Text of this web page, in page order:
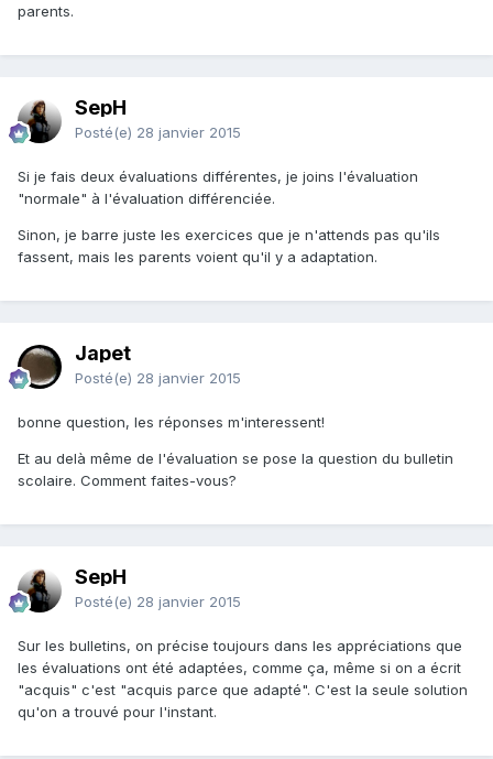
parents.
SepH
Posté(e) 28 janvier 2015
Si je fais deux évaluations différentes, je joins l'évaluation
"normale" à l'évaluation différenciée.
Sinon, je barre juste les exercices que je n'attends pas qu'ils
fassent, mais les parents voient qu'il y a adaptation.
Japet
Posté(e) 28 janvier 2015
bonne question, les réponses m'interessent!
Et au delà même de l'évaluation se pose la question du bulletin
scolaire. Comment faites-vous?
SepH
Posté(e) 28 janvier 2015
Sur les bulletins, on précise toujours dans les appréciations que
les évaluations ont été adaptées, comme ça, même si on a écrit
"acquis" c'est "acquis parce que adapté". C'est la seule solution
qu'on a trouvé pour l'instant.